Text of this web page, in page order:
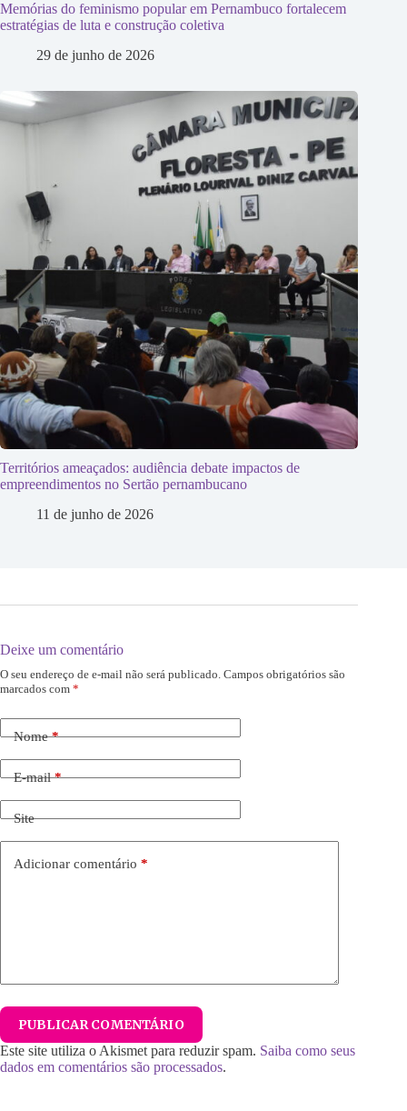
Memórias do feminismo popular em Pernambuco fortalecem
estratégias de luta e construção coletiva
29 de junho de 2026
Territórios ameaçados: audiência debate impactos de
empreendimentos no Sertão pernambucano
11 de junho de 2026
Deixe um comentário
O seu endereço de e-mail não será publicado. Campos obrigatórios são
marcados com *
Nome*
E-mail*
Site
Adicionar comentário *
PUBLICAR COMENTÁRIO
Este site utiliza o Akismet para reduzir spam. Saiba como seus
dados em comentários são processados.